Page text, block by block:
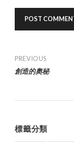
Post
PREVIOUS
創造的奧秘
標籤分類